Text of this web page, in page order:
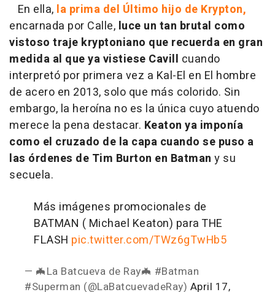
En ella, la prima del Último hijo de Krypton,
encarnada por Calle, luce un tan brutal como
vistoso traje kryptoniano que recuerda en gran
medida al que ya vistiese Cavill cuando
interpretó por primera vez a Kal-El en El hombre
de acero en 2013, solo que más colorido. Sin
embargo, la heroína no es la única cuyo atuendo
merece la pena destacar. Keaton ya imponía
como el cruzado de la capa cuando se puso a
las órdenes de Tim Burton en Batman y su
secuela.
Más imágenes promocionales de
BATMAN ( Michael Keaton) para THE
FLASH pic.twitter.com/TWz6gTwHb5
— 🦇La Batcueva de Ray🦇 #Batman
#Superman (@LaBatcuevadeRay) April 17,